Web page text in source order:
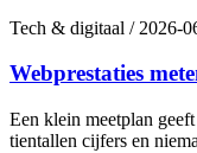
Tech & digitaal /2026-
Webprestaties
Een klein meetplan
tientallen cijfers en